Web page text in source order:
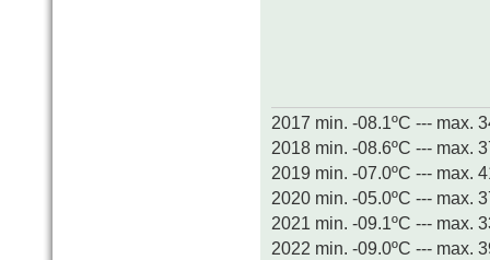
2017 min. -08.1ºC --- max.
2018 min. -08.6ºC --- max.
2019 min. -07.0ºC --- max.
2020 min. -05.0ºC --- max.
2021 min. -09.1ºC --- max.
2022 min. -09.0ºC --- max.